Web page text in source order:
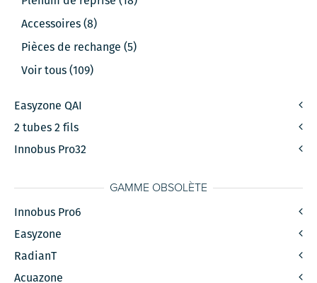
Accessoires (8)
Pièces de rechange (5)
Voir tous (109)
Easyzone QAI
2 tubes 2 fils
Innobus Pro32
GAMME OBSOLÈTE
Innobus Pro6
Easyzone
RadianT
Acuazone